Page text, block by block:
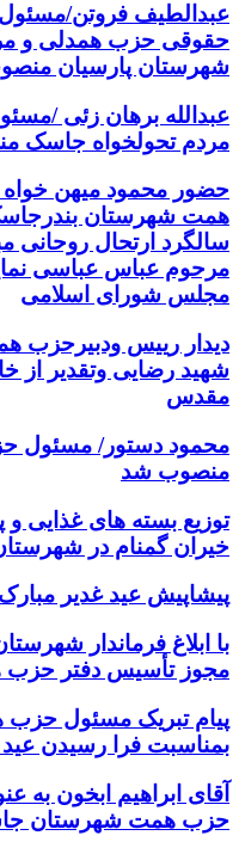
عبدالطیف فروتن/
حقوقی حزب همدلی و
شهرستان پارسیان
عبدالله برهان زئی /
مردم تحولخواه جاسک
حضور محمود میهن
همت شهرستان
سالگرد ارتحال روحانی
مرحوم عباس عباسی
مجلس شورای اسلامی
دیدار رییس ودبیرحزب
شهید رضایی وتقدیر از
مقدس
محمود دستور/ مسئول
منصوب شد
توزیع بسته های غذایی
خیران گمنام در
پیشاپیش عید غدیر مبارک
با ابلاغ فرماندار
مجوز تأسیس دفتر
پیام تبریک مسئول
بمناسبت فرا رسیدن
آقای ابراهیم ابخون
حزب همت شهرستان